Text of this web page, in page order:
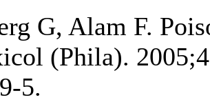
G, Alam F.
(Phila).
5.